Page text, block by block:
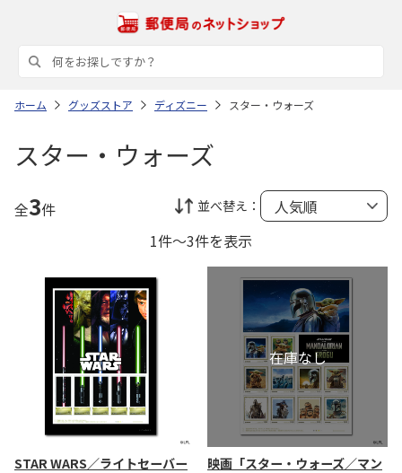
ホーム グッズストア ディズニー スター・ウォーズ
スター・ウォーズ
全3件 並べ替え：
1件～3件を表示
STAR WARS／ライトセーバー
映画「スター・ウォーズ／マン